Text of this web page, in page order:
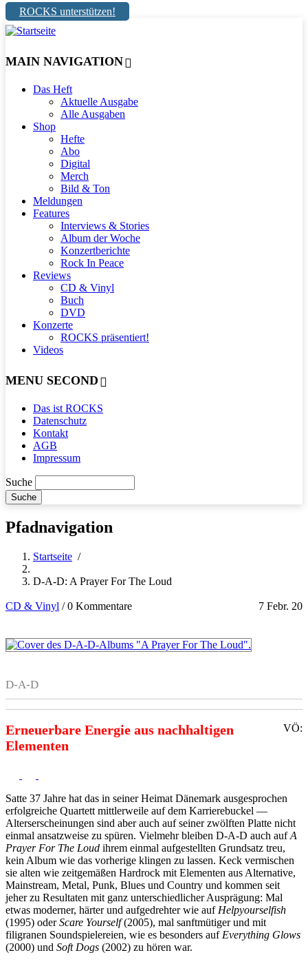
ROCKS unterstützen!
MAIN NAVIGATION
Das Heft
Aktuelle Ausgabe
Alle Ausgaben
Shop
Hefte
Abo
Digital
Merch
Bild & Ton
Meldungen
Features
Interviews & Stories
Album der Woche
Konzertberichte
Rock In Peace
Reviews
CD & Vinyl
Buch
DVD
Konzerte
ROCKS präsentiert!
Videos
MENU SECOND
Das ist ROCKS
Datenschutz
Kontakt
AGB
Impressum
Suche
Pfadnavigation
Startseite /
D-A-D: A Prayer For The Loud
CD & Vinyl 7 Febr. 20
/0 Kommentare
D-A-D
VÖ:
Erneuerbare Energie aus nachhaltigen
Elementen
Satte 37 Jahre hat das in seiner Heimat Dänemark ausgesprochen
erfolgreiche Quartett mittlerweile auf dem Karrierebuckel —
Alterserscheinungen sind aber auch auf seiner zwölften Platte nicht
einmal ansatzweise zu spüren. Vielmehr bleiben D-A-D auch aufA
Prayer For The Loud ihrem einmal aufgestellten Grundsatz treu,
kein Album wie das vorherige klingen zu lassen. Keck vermischen
sie alten wie zeitgemäßen Hardrock mit Elementen aus Alternative,
Mainstream, Metal, Punk, Blues und Country und kommen seit
jeher zu Resultaten mit ganz unterschiedlicher Ausprägung: Mal
etwas moderner, härter und aufgedrehter wie auf Helpyourselfish
(1995) oderScare Yourself(2005), mal sanftmütiger und mit
filigranen Soundspielereien, wie es besonders auf Everything Glows
(2000) und Soft Dogs (2002) zu hören war.